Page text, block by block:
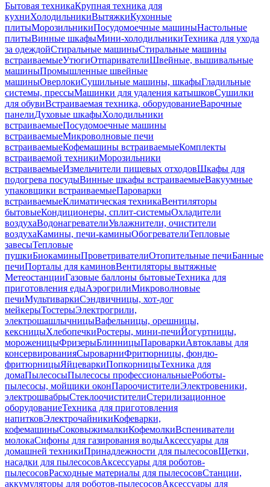
Бытовая техникаКрупная техника для
кухниХолодильникиВытяжкиКухонные
плитыМорозильникиПосудомоечные машиныНастольные
плитыВинные шкафыМини-холодильникиТехника для ухода
за одеждойСтиральные машиныСтиральные машины
встраиваемыеУтюгиОтпаривателиШвейные, вышивальные
машиныПромышленные швейные
машиныОверлокиСушильные машины, шкафыГладильные
системы, прессыМашинки для удаления катышковСушилки
для обувиВстраиваемая техника, оборудованиеВарочные
панелиДуховые шкафыХолодильники
встраиваемыеПосудомоечные машины
встраиваемыеМикроволновые печи
встраиваемыеКофемашины встраиваемыеКомплекты
встраиваемой техникиМорозильники
встраиваемыеИзмельчители пищевых отходовШкафы для
подогрева посудыВинные шкафы встраиваемыеВакуумные
упаковщики встраиваемыеПароварки
встраиваемыеКлиматическая техникаВентиляторы
бытовыеКондиционеры, сплит-системыОхладители
воздухаВодонагревателиУвлажнители, очистители
воздухаКамины, печи-каминыОбогревателиТепловые
завесыТепловые
пушкиБиокаминыПроветривателиОтопительные печиБанные
печиПорталы для каминовВентиляторы вытяжные
МетеостанцииГазовые баллоны бытовыеТехника для
приготовления едыАэрогрилиМикроволновые
печиМультиваркиСэндвичницы, хот-дог
мейкерыТостерыЭлектрогрили,
электрошашлычницыВафельницы, орешницы,
кексницыХлебопечкиРостеры, мини-печиЙогуртницы,
мороженицыФризерыБлинницыПароваркиАвтоклавы для
консервированияСыроварниФритюрницы, фондю-
фритюрницыЯйцеваркиПопкорницыТехника для
домаПылесосыПылесосы профессиональныеРоботы-
пылесосы, мойщики оконПароочистителиЭлектровеники,
электрошвабрыСтеклоочистителиСтерилизационное
оборудованиеТехника для приготовления
напитковЭлектрочайникиКофеварки,
кофемашиныСоковыжималкиКофемолкиВспениватели
молокаСифоны для газирования водыАксессуары для
домашней техникиПринадлежности для пылесосовЩетки,
насадки для пылесосовАксессуары для роботов-
пылесосовРасходные материалы для пылесосовСтанции,
аккумуляторы для роботов-пылесосовАксессуары для